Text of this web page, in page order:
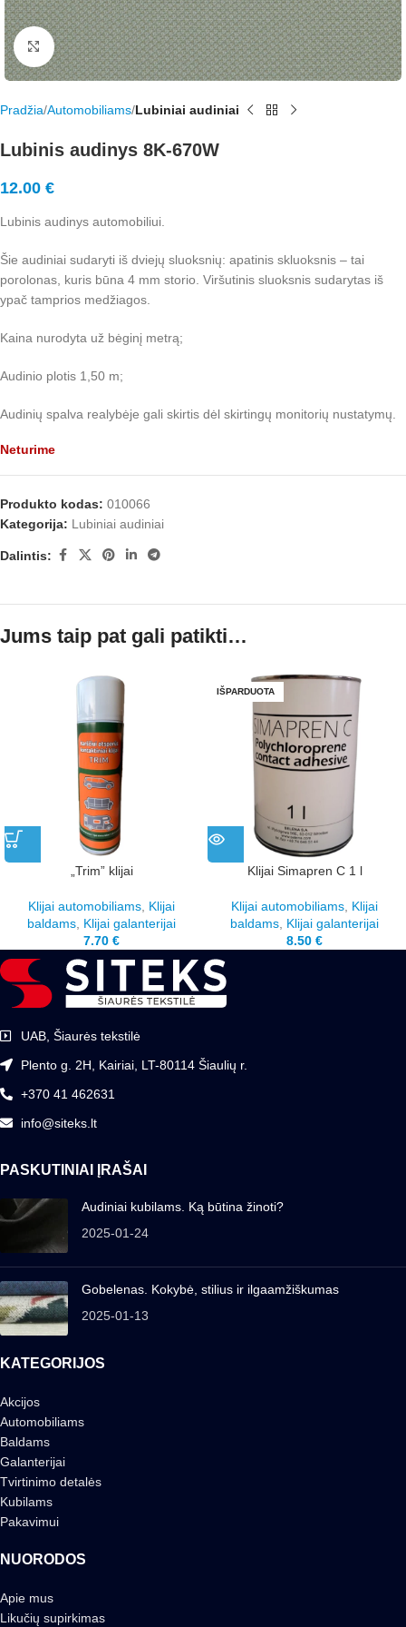
Rodyti nuotrauką visame ekrane
Pradžia Automobiliams Lubiniai audiniai
Lubinis audinys 8K-670W
12.00 €
Lubinis audinys automobiliui.
Šie audiniai sudaryti iš dviejų sluoksnių: apatinis skluoksnis – tai
porolonas, kuris būna 4 mm storio. Viršutinis sluoksnis sudarytas iš
ypač tamprios medžiagos.
Kaina nurodyta už bėginį metrą;
Audinio plotis 1,50 m;
Audinių spalva realybėje gali skirtis dėl skirtingų monitorių nustatymų.
Neturime
Produkto kodas: 010066
Kategorija: Lubiniai audiniai
Dalintis:
Jums taip pat gali patikti…
„Trim” klijai
Klijai automobiliams Klijai
baldams Klijai galanterijai
7.70 €
IŠPARDUOTA
Klijai Simapren C 1 l
Klijai automobiliams Klijai
baldams Klijai galanterijai
8.50 €
UAB, Šiaurės tekstilė
Plento g. 2H, Kairiai, LT-80114 Šiaulių r.
+370 41 462631
info@siteks.lt
PASKUTINIAI ĮRAŠAI
Audiniai kubilams. Ką būtina žinoti?
2025-01-24
Gobelenas. Kokybė, stilius ir ilgaamžiškumas
2025-01-13
KATEGORIJOS
Akcijos
Automobiliams
Baldams
Galanterijai
Tvirtinimo detalės
Kubilams
Pakavimui
NUORODOS
Apie mus
Likučių supirkimas